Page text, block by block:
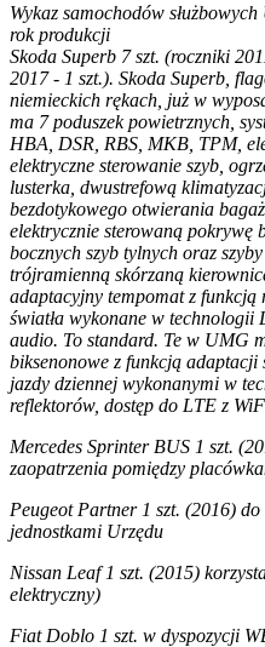
Wykaz samochodów
rok produkcji
Skoda Superb 7 szt. (roczniki
2017 - 1 szt.). Skoda Superb,
niemieckich rękach, już w
ma 7 poduszek powietrznych,
HBA, DSR, RBS, MKB, TPM,
elektryczne sterowanie szyb,
lusterka, dwustrefową
bezdotykowego otwierania
elektrycznie sterowaną pokrywę
bocznych szyb tylnych oraz
trójramienną skórzaną
adaptacyjny tempomat z
światła wykonane w technologii
audio. To standard. Te w UMG
biksenonowe z funkcją adaptacji
jazdy dziennej wykonanymi w
reflektorów, dostęp do LTE z
Mercedes Sprinter BUS 1 szt.
zaopatrzenia pomiędzy
Peugeot Partner 1 szt. (2016)
jednostkami Urzędu
Nissan Leaf 1 szt. (2015)
elektryczny)
Fiat Doblo 1 szt. w dyspozycji